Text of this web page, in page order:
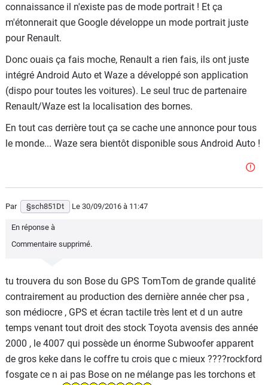
connaissance il n'existe pas de mode portrait ! Et ça
m'étonnerait que Google développe un mode portrait juste
pour Renault.
Donc ouais ça fais moche, Renault a rien fais, ils ont juste
intégré Android Auto et Waze a développé son application
(dispo pour toutes les voitures). Le seul truc de partenaire
Renault/Waze est la localisation des bornes.
En tout cas derrière tout ça se cache une annonce pour tous
le monde... Waze sera bientôt disponible sous Android Auto !
Par §sch851Dt Le 30/09/2016 à 11:47
En réponse à
Commentaire supprimé.
tu trouvera du son Bose du GPS TomTom de grande qualité
contrairement au production des dernière année cher psa ,
son médiocre , GPS et écran tactile très lent et d un autre
temps venant tout droit des stock Toyota avensis des année
2000 , le 4007 qui possède un énorme Subwoofer apparent
de gros keke dans le coffre tu crois que c mieux ????rockford
fosgate ce n ai pas Bose on ne mélange pas les torchons et